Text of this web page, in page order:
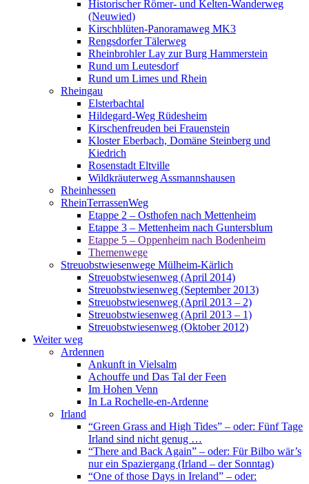
Historischer Römer- und Kelten-Wanderweg
(Neuwied)
Kirschblüten-Panoramaweg MK3
Rengsdorfer Tälerweg
Rheinbrohler Lay zur Burg Hammerstein
Rund um Leutesdorf
Rund um Limes und Rhein
Rheingau
Elsterbachtal
Hildegard-Weg Rüdesheim
Kirschenfreuden bei Frauenstein
Kloster Eberbach, Domäne Steinberg und
Kiedrich
Rosenstadt Eltville
Wildkräuterweg Assmannshausen
Rheinhessen
RheinTerrassenWeg
Etappe 2 – Osthofen nach Mettenheim
Etappe 3 – Mettenheim nach Guntersblum
Etappe 5 – Oppenheim nach Bodenheim
Themenwege
Streuobstwiesenwege Mülheim-Kärlich
Streuobstwiesenweg (April 2014)
Streuobstwiesenweg (September 2013)
Streuobstwiesenweg (April 2013 – 2)
Streuobstwiesenweg (April 2013 – 1)
Streuobstwiesenweg (Oktober 2012)
Weiter weg
Ardennen
Ankunft in Vielsalm
Achouffe und Das Tal der Feen
Im Hohen Venn
In La Rochelle-en-Ardenne
Irland
“Green Grass and High Tides” – oder: Fünf Tage
Irland sind nicht genug …
“There and Back Again” – oder: Für Bilbo wär’s
nur ein Spaziergang (Irland – der Sonntag)
“One of those Days in Ireland” – oder: